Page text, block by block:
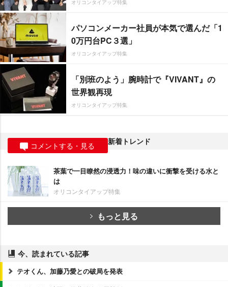
オリコンタイアップ特集
パソコンメーカー社員が本気で選んだ「1
0万円台PC３選」
オリコンタイアップ特集
「別班のよう」腕時計で『VIVANT』の
世界観再現
オリコンタイアップ特集
コメントする・見る 新着トレンド
茶葉で一目瞭然の浸透力！味の違いに衝撃を受ける水と
は
オリコンタイアップ特集
もっと見る
今、読まれている記事
テオくん、加藤乃愛との破局を発表